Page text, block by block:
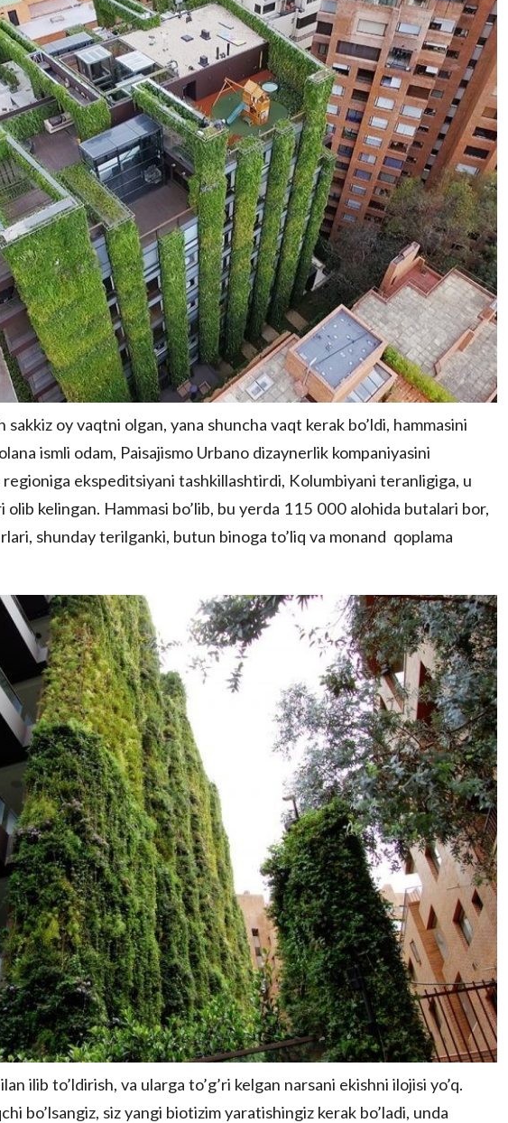
oy vaqtni olgan, yana shuncha vaqt kerak bo’ldi, hammasini
ismli odam, Paisajismo Urbano dizaynerlik kompaniyasini
ekspeditsiyani tashkillashtirdi, Kolumbiyani teranligiga, u
olib kelingan. Hammasi bo’lib, bu yerda 115 000 alohida butalari bor,
shunday terilganki, butun binoga to’liq va monand qoplama
ilib to’ldirish, va ularga to’g’ri kelgan narsani ekishni ilojisi yo’q.
bo’lsangiz, siz yangi biotizim yaratishingiz kerak bo’ladi, unda